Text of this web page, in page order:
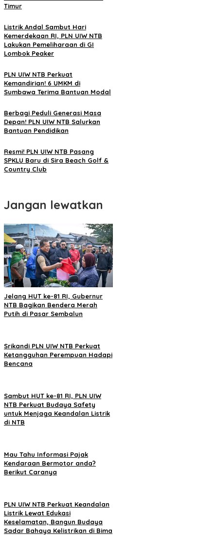
Timur
Listrik Andal Sambut Hari
Kemerdekaan RI, PLN UIW NTB
Lakukan Pemeliharaan di GI
Lombok Peaker
PLN UIW NTB Perkuat
Kemandirian! 6 UMKM di
Sumbawa Terima Bantuan Modal
Berbagi Peduli Generasi Masa
Depan! PLN UIW NTB Salurkan
Bantuan Pendidikan
Resmi! PLN UIW NTB Pasang
SPKLU Baru di Sira Beach Golf &
Country Club
Jangan lewatkan
Jelang HUT ke-81 RI, Gubernur
NTB Bagikan Bendera Merah
Putih di Pasar Sembalun
Srikandi PLN UIW NTB Perkuat
Ketangguhan Perempuan Hadapi
Bencana
Sambut HUT ke-81 RI, PLN UIW
NTB Perkuat Budaya Safety
untuk Menjaga Keandalan Listrik
di NTB
Mau Tahu Informasi Pajak
Kendaraan Bermotor anda?
Berikut Caranya
PLN UIW NTB Perkuat Keandalan
Listrik Lewat Edukasi
Keselamatan, Bangun Budaya
Sadar Bahaya Kelistrikan di Bima